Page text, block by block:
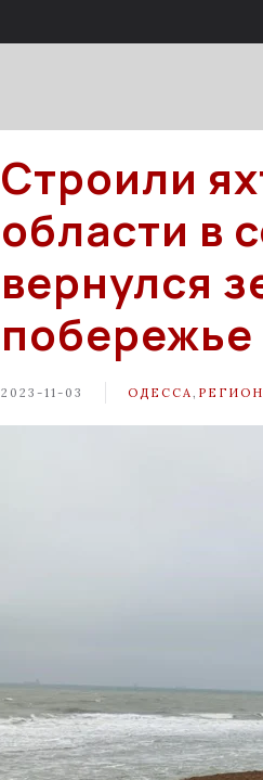
Строили
области в
вернулся
2023-11-03 ОДЕССА